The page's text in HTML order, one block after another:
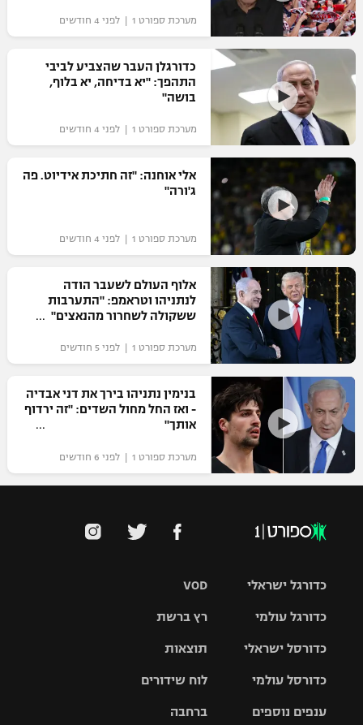
מערכת ספורט 1 | לפני 4 חודשים
כדורגלן העבר שהצביע לביבי
התהפך: "יא בדיחה, יא בלוף,
בושה"
מערכת ספורט 1 | לפני 4 חודשים
אלי אוחנה: "זה חתיכת אידיוט. פה
ג'ורה"
מערכת ספורט 1 | לפני 4 חודשים
אלוף העולם לשעבר הודה
לנתניהו וטראמפ: "התערבות
ששקולה לשחרור מהנאצים"
מערכת ספורט 1 | לפני 5 חודשים
בנימין נתניהו בירך את דני אבדיה
- ואז החל מחול השדים: "זה ירדוף
אותך"
מערכת ספורט 1 | לפני 6 חודשים
VOD
רץ ברשת
תוצאות
לוח שידורים
ברחבה
כדורגל ישראלי
גביע הטוטו
כדורגל עולמי
האלופות
ליגה
כדורסל ישראלי
סל
כדורסל עולמי
ענפים נוספים